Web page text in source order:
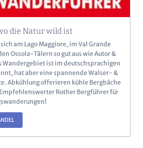
die Natur wild ist
am Lago Maggiore, im Val Grande
Ossola-Tälern so gut aus wie Autor &
Wandergebiet ist im deutschsprachigen
hat aber eine spannende Walser- &
Abkühlung offerieren kühle Bergbäche
Empfehlenswerter Rother Bergführer für